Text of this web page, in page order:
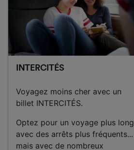
INTERCITÉS
Voyagez moins cher avec un
billet INTERCITÉS.
Optez pour un voyage plus long
avec des arrêts plus fréquents...
mais avec de nombreux